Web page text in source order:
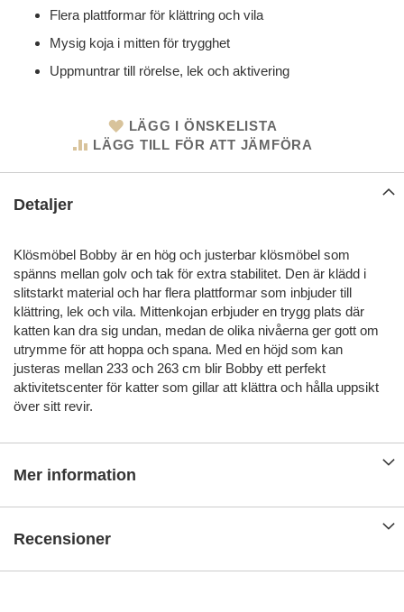
Flera plattformar för klättring och vila
Mysig koja i mitten för trygghet
Uppmuntrar till rörelse, lek och aktivering
LÄGG I ÖNSKELISTA
LÄGG TILL FÖR ATT JÄMFÖRA
Detaljer
Klösmöbel Bobby är en hög och justerbar klösmöbel som
spänns mellan golv och tak för extra stabilitet. Den är klädd i
slitstarkt material och har flera plattformar som inbjuder till
klättring, lek och vila. Mittenkojan erbjuder en trygg plats där
katten kan dra sig undan, medan de olika nivåerna ger gott om
utrymme för att hoppa och spana. Med en höjd som kan
justeras mellan 233 och 263 cm blir Bobby ett perfekt
aktivitetscenter för katter som gillar att klättra och hålla uppsikt
över sitt revir.
Mer information
Recensioner